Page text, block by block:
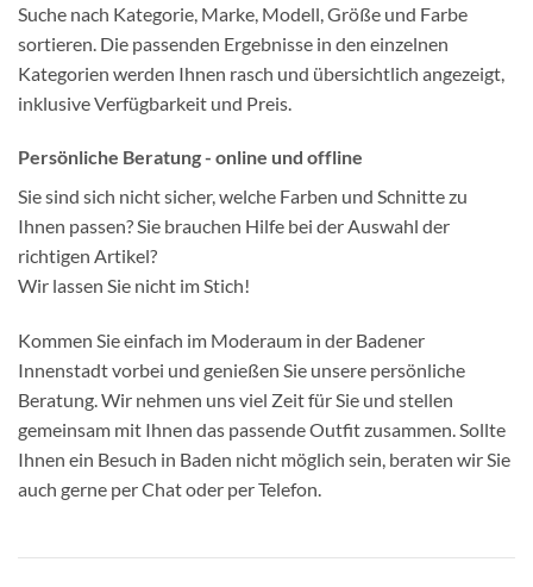
Suche nach Kategorie, Marke, Modell, Größe und Farbe
sortieren. Die passenden Ergebnisse in den einzelnen
Kategorien werden Ihnen rasch und übersichtlich angezeigt,
inklusive Verfügbarkeit und Preis.
Persönliche Beratung - online und offline
Sie sind sich nicht sicher, welche Farben und Schnitte zu
Ihnen passen? Sie brauchen Hilfe bei der Auswahl der
richtigen Artikel?
Wir lassen Sie nicht im Stich!
Kommen Sie einfach im Moderaum in der Badener
Innenstadt vorbei und genießen Sie unsere persönliche
Beratung. Wir nehmen uns viel Zeit für Sie und stellen
gemeinsam mit Ihnen das passende Outfit zusammen. Sollte
Ihnen ein Besuch in Baden nicht möglich sein, beraten wir Sie
auch gerne per Chat oder per Telefon.